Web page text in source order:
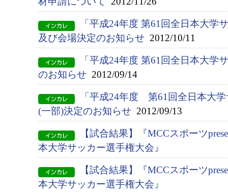
「平成24年度 第61回全日本大学
及び会場決定のお知らせ 2012/10/11
「平成24年度 第61回全日本大学
のお知らせ 2012/09/14
「平成24年度 第61回全日本大
(一部)決定のお知らせ 2012/09/13
【試合結果】『MCCスポーツ
本大学サッカー選手権大会』
【試合結果】『MCCスポーツ
本大学サッカー選手権大会』